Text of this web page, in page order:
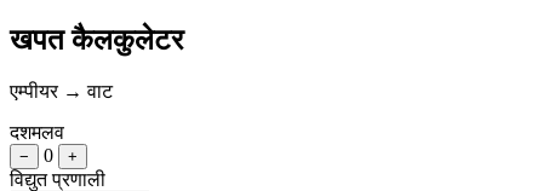
खपत कैलकुलेटर
एम्पीयर → वाट
दशमलव
− 0 +
विद्युत प्रणाली